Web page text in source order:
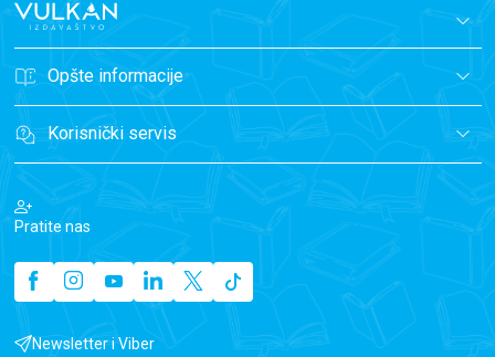
Opšte informacije
Korisnički servis
Pratite nas
Newsletter i Viber